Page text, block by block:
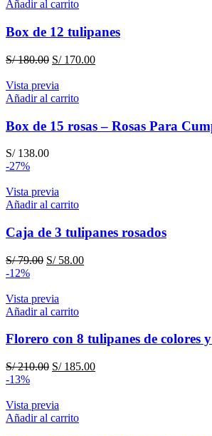
S/ 520.00.
Añadir al carrito
Box de 12 tulipanes
S/180.00 El
original
era:
S/170.00El
Vista previa
Añadir al carrito
Box de 15 rosas – Rosas Para
S/138.00
-27%
Vista previa
Añadir al carrito
Caja de 3 tulipanes rosados
S/79.00 El
era:
S/ 79.00.
S/58.00El
-12%
Vista previa
Añadir al carrito
Florero con 8 tulipanes de colores
S/210.00 El
era:
S/ 210.00.
S/185.00El
-13%
Vista previa
Añadir al carrito